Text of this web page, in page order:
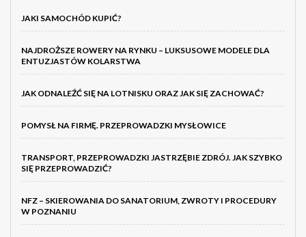
JAKI SAMOCHÓD KUPIĆ?
NAJDROŻSZE ROWERY NA RYNKU – LUKSUSOWE MODELE DLA
ENTUZJASTÓW KOLARSTWA
JAK ODNALEŹĆ SIĘ NA LOTNISKU ORAZ JAK SIĘ ZACHOWAĆ?
POMYSŁ NA FIRMĘ. PRZEPROWADZKI MYSŁOWICE
TRANSPORT, PRZEPROWADZKI JASTRZĘBIE ZDRÓJ. JAK SZYBKO
SIĘ PRZEPROWADZIĆ?
NFZ – SKIEROWANIA DO SANATORIUM, ZWROTY I PROCEDURY
W POZNANIU